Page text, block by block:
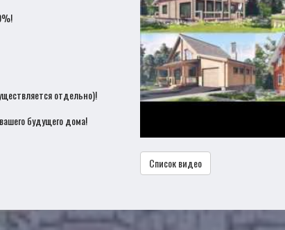
отдельно)!
будущего дома!
Список видео